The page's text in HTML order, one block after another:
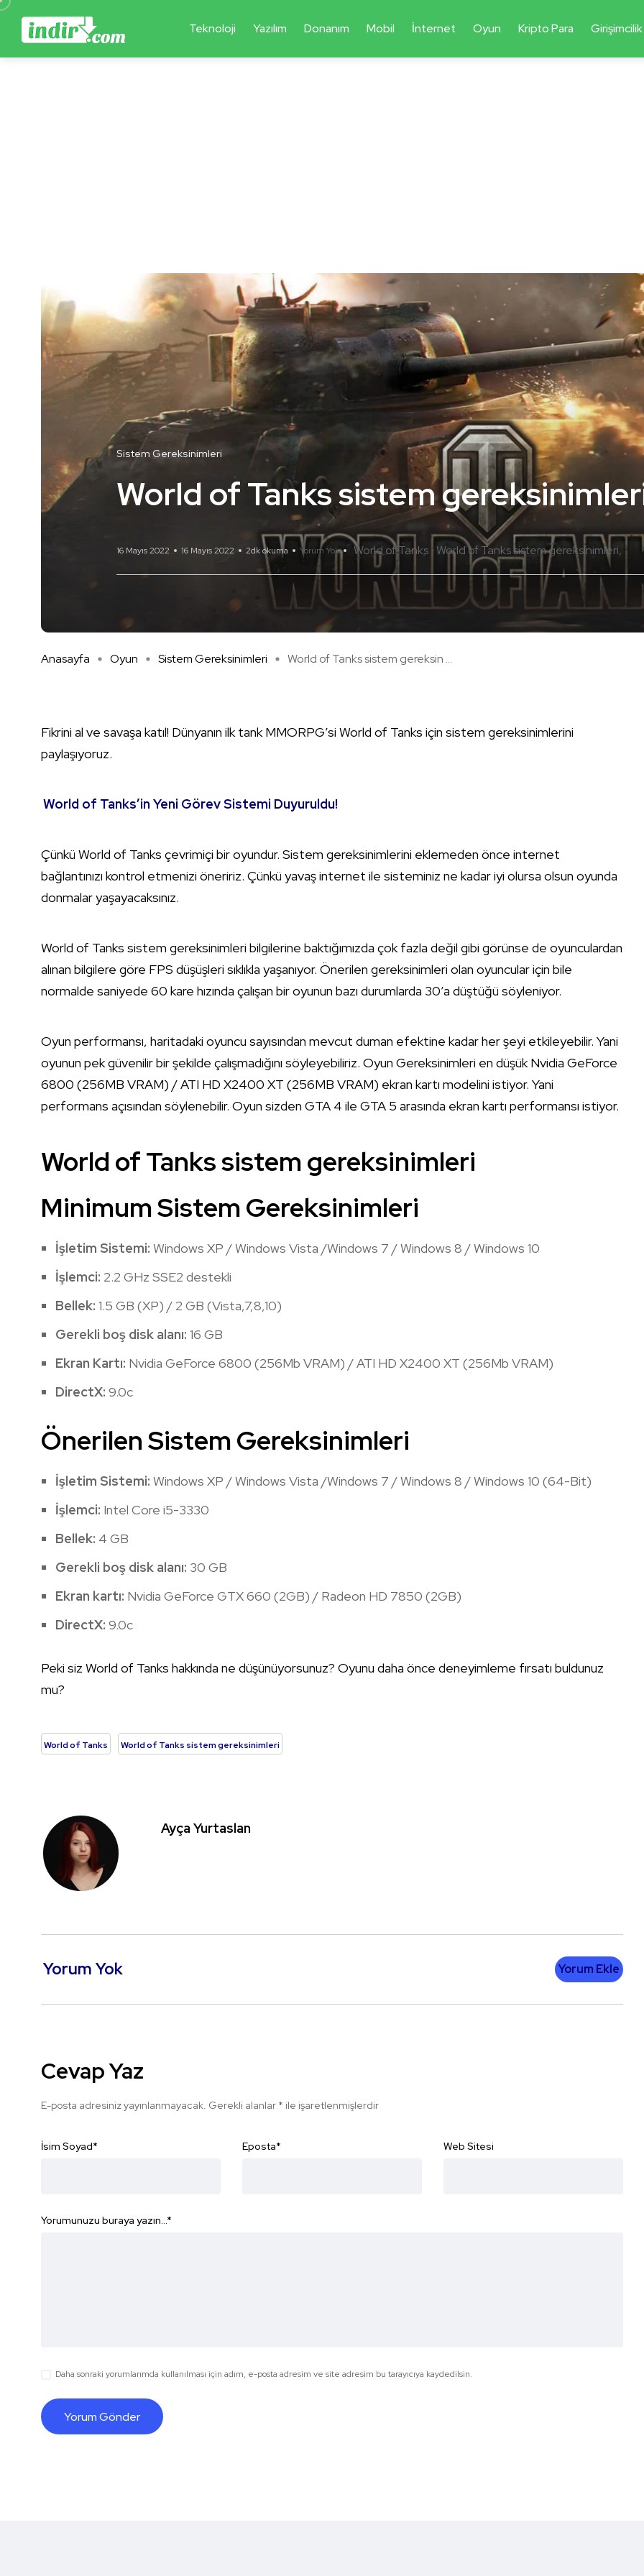
Teknoloji Yazılım Donanım Mobil İnternet Oyun Kripto Para Girişimcilik
Sistem Gereksinimleri
World of Tanks sistem
16 Mayıs 2022 16 Mayıs 2022 2dk okuma Yorum Yok World of Tanks World of Tanks sistem gereksinimleri
Anasayfa Oyun Sistem Gereksinimleri World of Tanks sistem gereksin ...
Fikrini al ve savaşa katıl! Dünyanın ilk tank MMORPG’si World of Tanks için sistem gereksinimlerini
paylaşıyoruz.
World of Tanks’in Yeni Görev Sistemi Duyuruldu!
Çünkü World of Tanks çevrimiçi bir oyundur. Sistem gereksinimlerini eklemeden önce internet
bağlantınızı kontrol etmenizi öneririz. Çünkü yavaş internet ile sisteminiz ne kadar iyi olursa olsun oyunda
donmalar yaşayacaksınız.
World of Tanks sistem gereksinimleri bilgilerine baktığımızda çok fazla değil gibi görünse de oyunculardan
alınan bilgilere göre FPS düşüşleri sıklıkla yaşanıyor. Önerilen gereksinimleri olan oyuncular için bile
normalde saniyede 60 kare hızında çalışan bir oyunun bazı durumlarda 30’a düştüğü söyleniyor.
Oyun performansı, haritadaki oyuncu sayısından mevcut duman efektine kadar her şeyi etkileyebilir. Yani
oyunun pek güvenilir bir şekilde çalışmadığını söyleyebiliriz. Oyun Gereksinimleri en düşük Nvidia GeForce
6800 (256MB VRAM) / ATI HD X2400 XT (256MB VRAM) ekran kartı modelini istiyor. Yani
performans açısından söylenebilir. Oyun sizden GTA 4 ile GTA 5 arasında ekran kartı performansı istiyor.
World of Tanks sistem gereksinimleri
Minimum Sistem Gereksinimleri
İşletim Sistemi: Windows XP / Windows Vista /Windows 7 / Windows 8 / Windows 10
İşlemci: 2.2 GHz SSE2 destekli
Bellek: 1.5 GB (XP) / 2 GB (Vista,7,8,10)
Gerekli boş disk alanı: 16 GB
Ekran Kartı: Nvidia GeForce 6800 (256Mb VRAM) / ATI HD X2400 XT (256Mb VRAM)
DirectX: 9.0c
Önerilen Sistem Gereksinimleri
İşletim Sistemi: Windows XP / Windows Vista /Windows 7 / Windows 8 / Windows 10 (64-Bit)
İşlemci: Intel Core i5-3330
Bellek: 4 GB
Gerekli boş disk alanı: 30 GB
Ekran kartı: Nvidia GeForce GTX 660 (2GB) / Radeon HD 7850 (2GB)
DirectX: 9.0c
Peki siz World of Tanks hakkında ne düşünüyorsunuz? Oyunu daha önce deneyimleme fırsatı buldunuz
mu?
World of Tanks World of Tanks sistem gereksinimleri
Ayça Yurtaslan
Yorum Yok Yorum Ekle
Cevap Yaz
E-posta adresiniz yayınlanmayacak. Gerekli alanlar * ile işaretlenmişlerdir
İsim Soyad* Eposta* Web Sitesi
Yorumunuzu buraya yazın...*
Daha sonraki yorumlarımda kullanılması için adım, e-posta adresim ve site adresim bu tarayıcıya kaydedilsin.